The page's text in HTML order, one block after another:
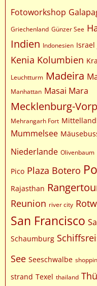
Fotoworkshop
Griechenland Günzer See
Indien Indonesien Israel
Kenia Kolumbien
Leuchtturm Madeira
Manhattan Masai Mara
Mecklenburg-
Mehrangarh Fort
Mummelsee
Niederlande Olivenbaum
Pico Plaza Botero
Rajasthan
Reunion river city
San Francisco
Schaumburg
See Seeschwalbe
strand Texel thailand